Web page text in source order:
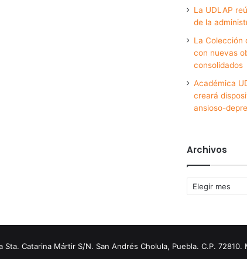
La UDLAP
de la
La Colección
con nuevas
consolidados
Académica
creará
ansioso-
Archivos
Archivos
Catarina Mártir S/N. San Andrés Cholula, Puebla. C.P. 72810.